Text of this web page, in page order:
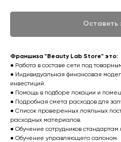
Оставить
Франшиза "Beauty Lab Store" это:
● Работа в составе сети под
● Индивидуальная финансовая
инвестиций.
● Помощь в подборе локации и
● Подробная смета расходов для
● Список проверенных лояльных
расходных материалов.
● Обучение сотрудников стандартам
● Обучение управляющего салоном.